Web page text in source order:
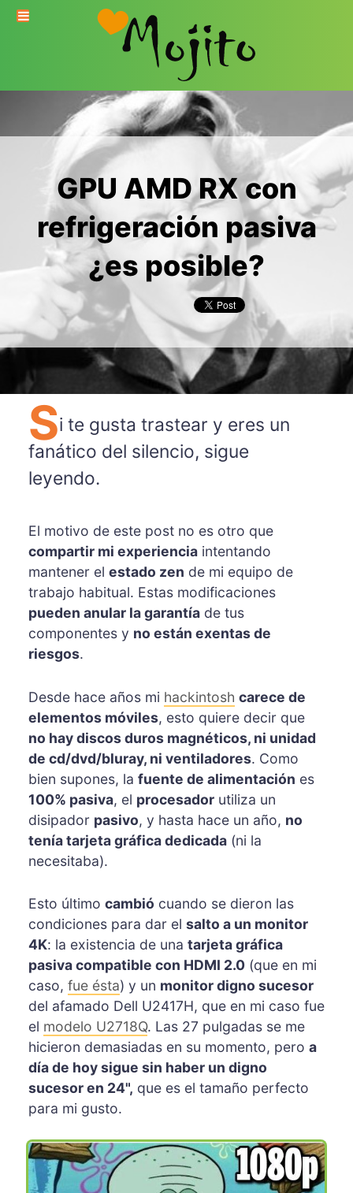
GPU AMD RX con
refrigeración pasiva
¿es posible?
Si te gusta trastear y eres un
fanático del silencio, sigue
leyendo.
El motivo de este post no es otro que
compartir mi experienciaintentando
mantener el estado zen de mi equipo de
trabajo habitual. Estas modificaciones
pueden anular la garantíade tus
componentes y no están exentas de
riesgos.
Desde hace años mi hackintosh carece de
elementos móviles, esto quiere decir que
no hay discos duros magnéticos, ni unidad
de cd/dvd/bluray, ni ventiladores. Como
bien supones, la fuente de alimentación es
100% pasiva, el procesadorutiliza un
disipador pasivo, y hasta hace un año, no
tenía tarjeta gráfica dedicada(ni la
necesitaba).
Esto último cambió cuando se dieron las
condiciones para dar el salto a un monitor
4K: la existencia de una tarjeta gráfica
pasiva compatible con HDMI 2.0(que en mi
caso, fue ésta) y un monitor digno sucesor
del afamado Dell U2417H, que en mi caso fue
el modelo U2718Q. Las 27 pulgadas se me
hicieron demasiadas en su momento, pero a
día de hoy sigue sin haber un digno
sucesor en 24", que es el tamaño perfecto
para mi gusto.